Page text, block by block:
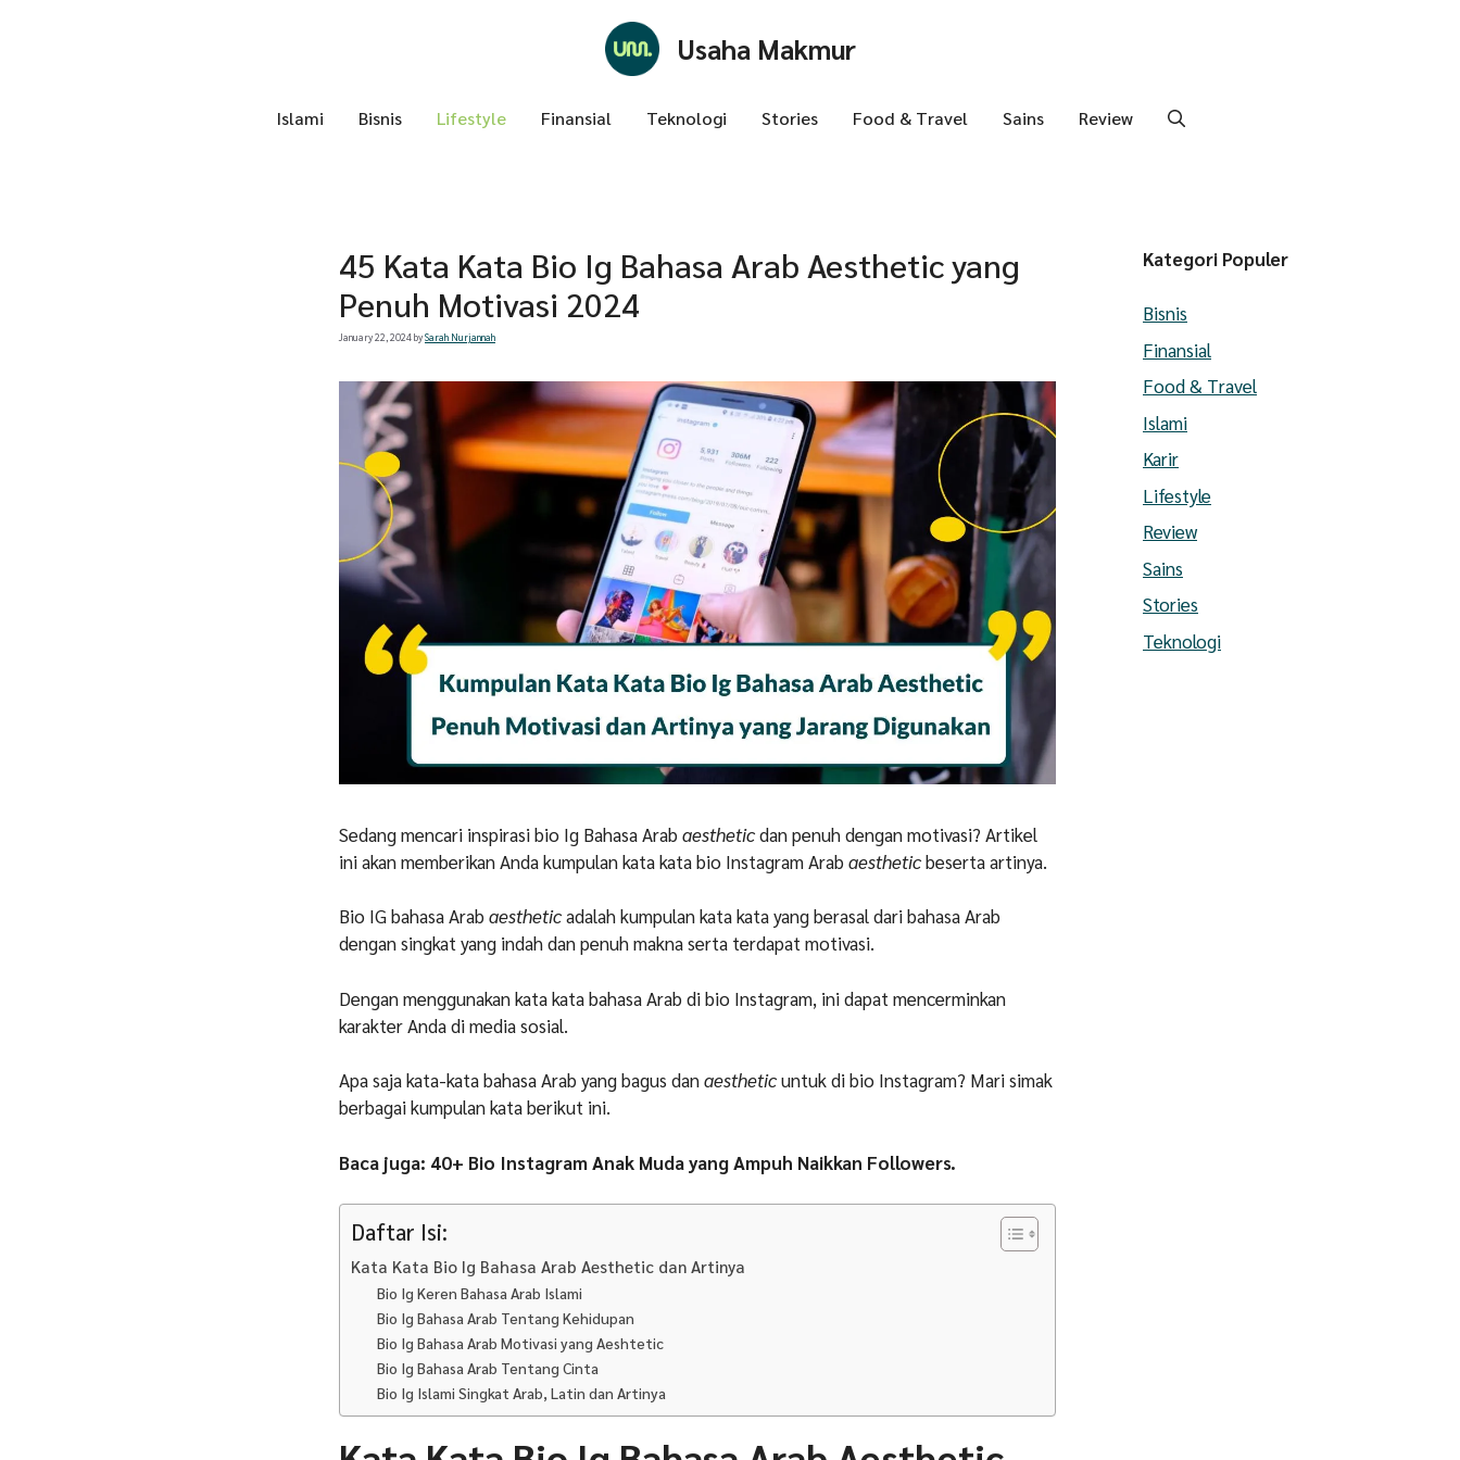
Usaha Makmur
Islami Bisnis Lifestyle Finansial Teknologi Stories Food & Travel Sains Review
45 Kata Kata Bio Ig Bahasa Arab Aesthetic yang
Penuh Motivasi 2024
January 22, 2024bySarah Nurjannah
Sedang mencari inspirasi bio Ig Bahasa Arab aestheticdan penuh dengan motivasi? Artikel
ini akan memberikan Anda kumpulan kata kata bio Instagram Arab aestheticbeserta artinya.
Bio IG bahasa Arab aestheticadalah kumpulan kata kata yang berasal dari bahasa Arab
dengan singkat yang indah dan penuh makna serta terdapat motivasi.
Dengan menggunakan kata kata bahasa Arab di bio Instagram, ini dapat mencerminkan
karakter Anda di media sosial.
Apa saja kata-kata bahasa Arab yang bagus danaestheticuntuk di bio Instagram? Mari simak
berbagai kumpulan kata berikut ini.
Baca juga: 40+ Bio Instagram Anak Muda yang Ampuh Naikkan Followers.
Daftar Isi:
Kata Kata Bio Ig Bahasa Arab Aesthetic dan Artinya
Bio Ig Keren Bahasa Arab Islami
Bio Ig Bahasa Arab Tentang Kehidupan
Bio Ig Bahasa Arab Motivasi yang Aeshtetic
Bio Ig Bahasa Arab Tentang Cinta
Bio Ig Islami Singkat Arab, Latin dan Artinya
Kategori Populer
Bisnis
Finansial
Food & Travel
Islami
Karir
Lifestyle
Review
Sains
Stories
Teknologi